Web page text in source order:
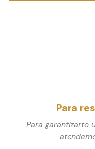
Para
Para garantizarte